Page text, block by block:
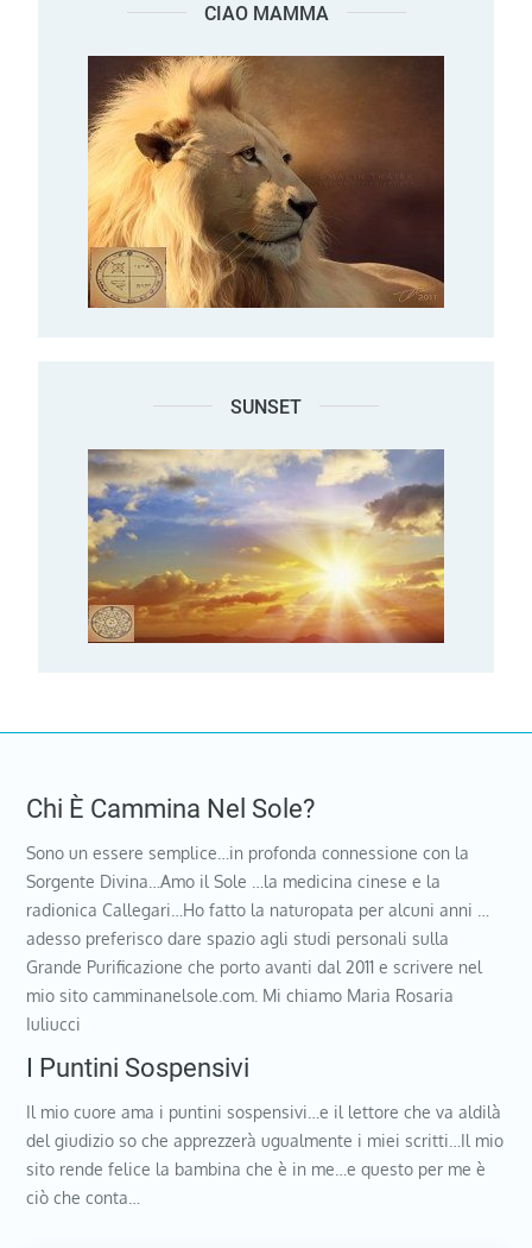
CIAO MAMMA
SUNSET
Chi È Cammina Nel Sole?
Sono un essere semplice…in profonda connessione con la
Sorgente Divina…Amo il Sole …la medicina cinese e la
radionica Callegari…Ho fatto la naturopata per alcuni anni …
adesso preferisco dare spazio agli studi personali sulla
Grande Purificazione che porto avanti dal 2011 e scrivere nel
mio sito camminanelsole.com. Mi chiamo Maria Rosaria
Iuliucci
I Puntini Sospensivi
Il mio cuore ama i puntini sospensivi…e il lettore che va aldilà
del giudizio so che apprezzerà ugualmente i miei scritti…Il mio
sito rende felice la bambina che è in me…e questo per me è
ciò che conta…